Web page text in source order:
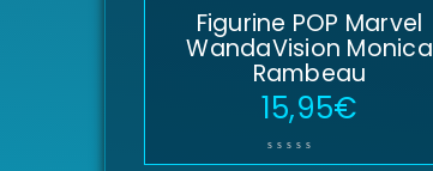
Figurine POP Marvel
WandaVision Monica
Rambeau
15,95€